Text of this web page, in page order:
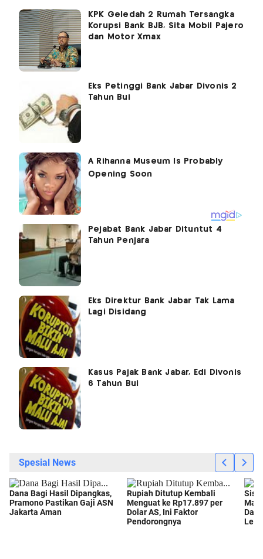
KPK Geledah 2 Rumah Tersangka
Korupsi Bank BJB, Sita Mobil Pajero
dan Motor Xmax
Eks Petinggi Bank Jabar Divonis 2
Tahun Bui
Pejabat Bank Jabar Dituntut 4
Tahun Penjara
Eks Direktur Bank Jabar Tak Lama
Lagi Disidang
Kasus Pajak Bank Jabar, Edi Divonis
6 Tahun Bui